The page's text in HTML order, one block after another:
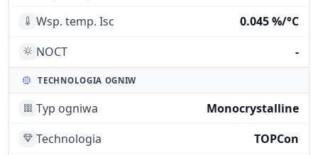
Wsp. temp. Isc
0.045 %/°C
NOCT
-
TECHNOLOGIA OGNIW
Typ ogniwa
Monocrystalline
Technologia
TOPCon